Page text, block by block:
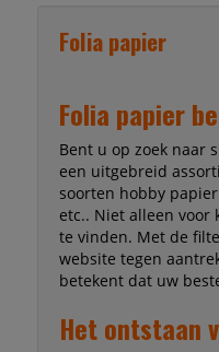
Folia papier
Folia papier
Bent u op zoek naar
een uitgebreid
soorten hobby
etc.. Niet alleen voor
te vinden. Met de
website tegen
betekent dat uw
Het ontstaan